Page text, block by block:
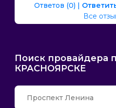
Все
Ответов (0)
Поиск провайдера
КРАСНОЯРСКЕ